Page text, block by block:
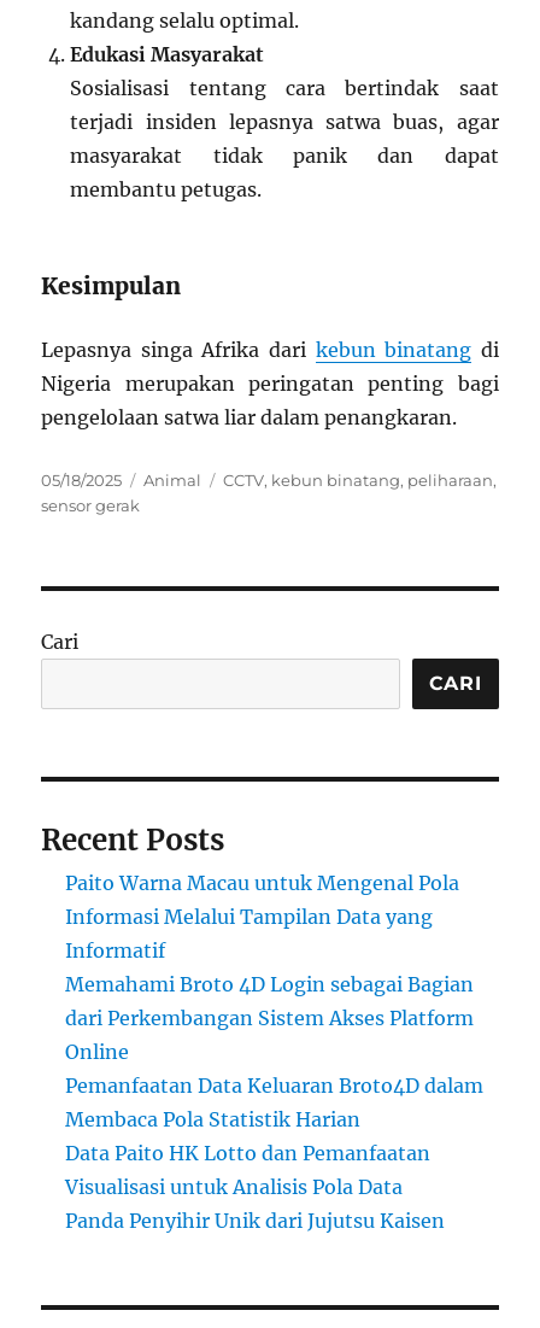
kandang selalu optimal.
Edukasi Masyarakat
Sosialisasi tentang cara bertindak saat
terjadi insiden lepasnya satwa buas, agar
masyarakat tidak panik dan dapat
membantu petugas.
Kesimpulan
Lepasnya singa Afrika dari kebun binatang di
Nigeria merupakan peringatan penting bagi
pengelolaan satwa liar dalam penangkaran.
Posted
on
05/18/2025 Categories
Animal Tags
CCTV, kebun binatang, peliharaan,
sensor gerak
Cari
CARI
Recent Posts
Paito Warna Macau untuk Mengenal Pola
Informasi Melalui Tampilan Data yang
Informatif
Memahami Broto 4D Login sebagai Bagian
dari Perkembangan Sistem Akses Platform
Online
Pemanfaatan Data Keluaran Broto4D dalam
Membaca Pola Statistik Harian
Data Paito HK Lotto dan Pemanfaatan
Visualisasi untuk Analisis Pola Data
Panda Penyihir Unik dari Jujutsu Kaisen